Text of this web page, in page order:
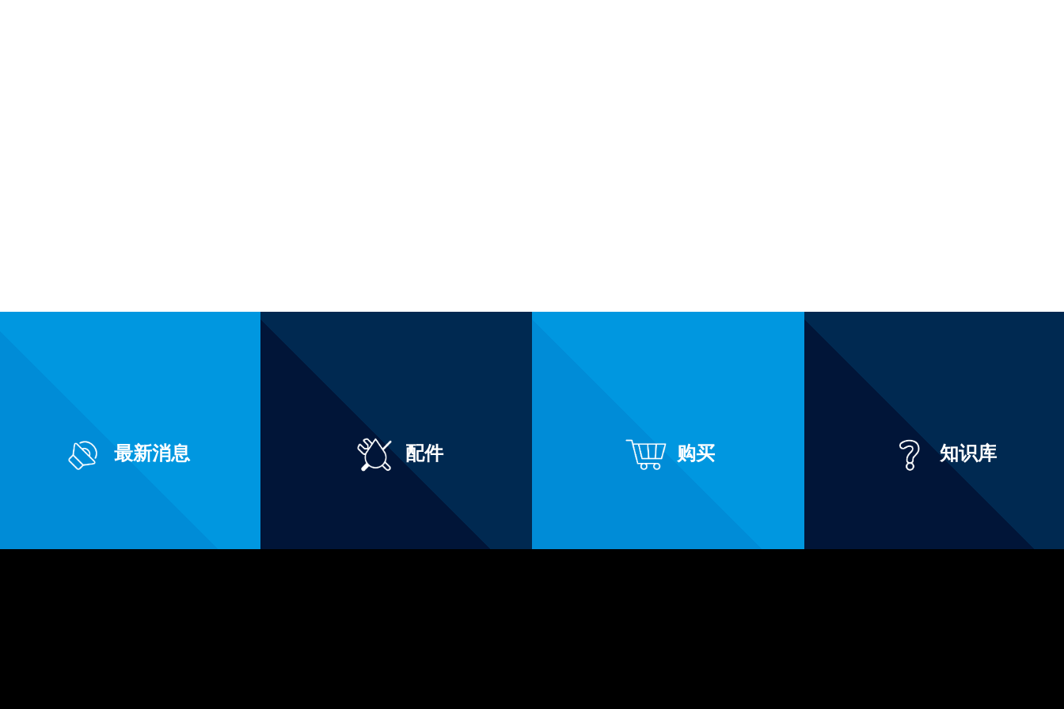
最新消息 配件 购买 知识库